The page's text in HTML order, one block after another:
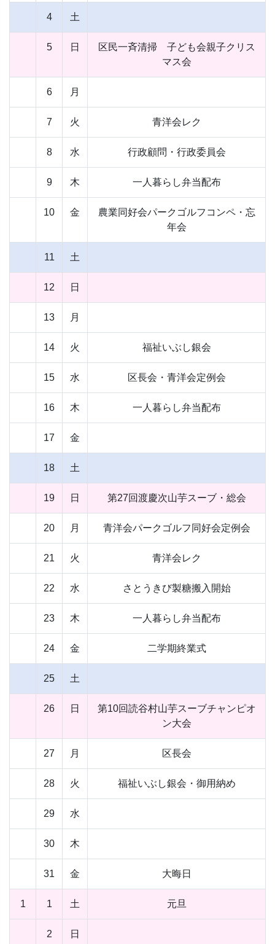
4 土
5 日
区民一斉清掃 子ども会親子クリス
マス会
6 月
7 火 青洋会レク
8 水 行政顧問・行政委員会
9 木 一人暮らし弁当配布
10 金
農業同好会パークゴルフコンペ・忘
年会
11 土
12 日
13 月
14 火 福祉いぶし銀会
15 水 区長会・青洋会定例会
16 木 一人暮らし弁当配布
17 金
18 土
19 日 第27回渡慶次山芋スーブ・総会
20 月 青洋会パークゴルフ同好会定例会
21 火 青洋会レク
22 水 さとうきび製糖搬入開始
23 木 一人暮らし弁当配布
24 金 二学期終業式
25 土
26 日
第10回読谷村山芋スーブチャンピオ
ン大会
27 月 区長会
28 火 福祉いぶし銀会・御用納め
29 水
30 木
31 金 大晦日
1 1 土 元旦
2 日